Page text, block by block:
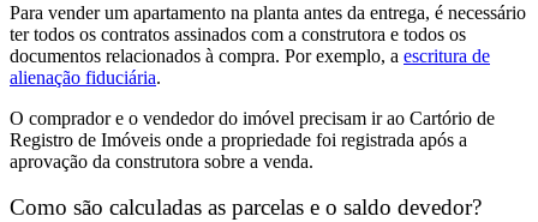
Para vender um apartamento na planta antes da entrega, é necessário
ter todos os contratos assinados com a construtora e todos os
documentos relacionados à compra. Por exemplo, a escritura de
alienação fiduciária.
O comprador e o vendedor do imóvel precisam ir ao Cartório de
Registro de Imóveis onde a propriedade foi registrada após a
aprovação da construtora sobre a venda.
Como são calculadas as parcelas e o saldo devedor?